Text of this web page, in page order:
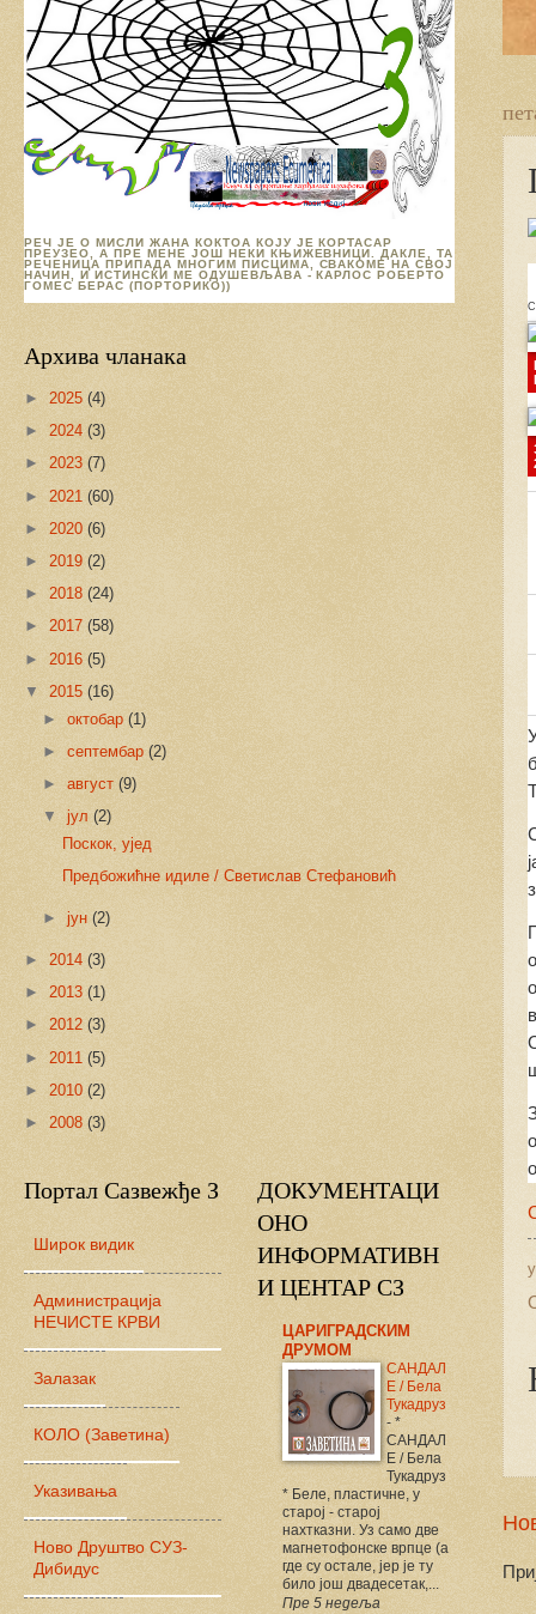
РЕЧ ЈЕ О МИСЛИ ЖАНА КОКТОА КОЈУ ЈЕ КОРТАСАР
ПРЕУЗЕО, А ПРЕ МЕНЕ ЈОШ НЕКИ КЊИЖЕВНИЦИ. ДАКЛЕ, ТА
РЕЧЕНИЦА ПРИПАДА МНОГИМ ПИСЦИМА, СВАКОМЕ НА СВОЈ
НАЧИН, И ИСТИНСКИ МЕ ОДУШЕВЉАВА - КАРЛОС РОБЕРТО
ГОМЕС БЕРАС (ПОРТОРИКО))
Архива чланака
► 2025 (4)
► 2024 (3)
► 2023 (7)
► 2021 (60)
► 2020 (6)
► 2019 (2)
► 2018 (24)
► 2017 (58)
► 2016 (5)
▼ 2015 (16)
►октобар(1)
►септембар(2)
►август(9)
▼ јул(2)
Поскок, ујед
Предбожићне идиле / Светислав Стефановић
►јун(2)
► 2014 (3)
► 2013 (1)
► 2012 (3)
► 2011 (5)
► 2010 (2)
► 2008 (3)
Портал Сазвежђе З
Широк видик
Администрација
НЕЧИСТЕ КРВИ
Залазак
КОЛО (Заветина)
Указивања
Ново Друштво СУЗ-
Дибидус
ДОКУМЕНТАЦИ
ОНО
ИНФОРМАТИВН
И ЦЕНТАР СЗ
ЦАРИГРАДСКИM
ДРУМOM
САНДАЛ
Е / Бела
Тукадруз
- *
САНДАЛ
Е / Бела
Тукадруз
* Беле, пластичне, у
старој - старој
нахтказни. Уз само две
магнетофонске врпце (а
где су остале, јер је ту
било још двадесетак,...
Пре 5 недеља